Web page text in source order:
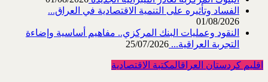
الفساد وتأثيره على التنمية الاقتصادية في العراق...
01/08/2026
النقود وعمليات البنك المركزي.. مفاهيم أساسية وإضاءة
التجربة العراقية... 25/07/2026
اقليم كردستان العراقالمكتبة الاقتصادية